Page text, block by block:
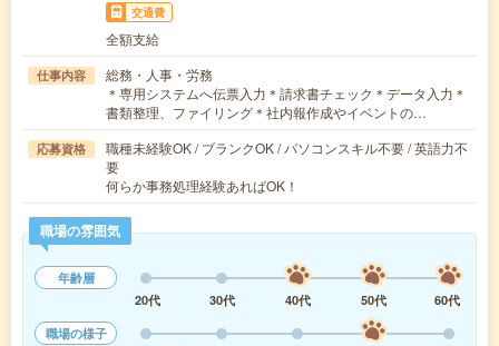
交通費
全額支給
仕事内容
総務・人事・労務
＊専用システムへ伝票入力＊請求書チェック＊データ入力＊
書類整理、ファイリング＊社内報作成やイベントの…
応募資格
職種未経験OK / ブランクOK / パソコンスキル不要 / 英語力不
要
何らか事務処理経験あればOK！
職場の雰囲気
年齢層
20代
30代 40代 50代
60代
職場の様子